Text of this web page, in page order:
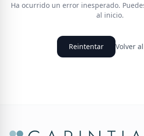
Ha ocurrido un error inesperado.
al inicio.
Reintentar Volver